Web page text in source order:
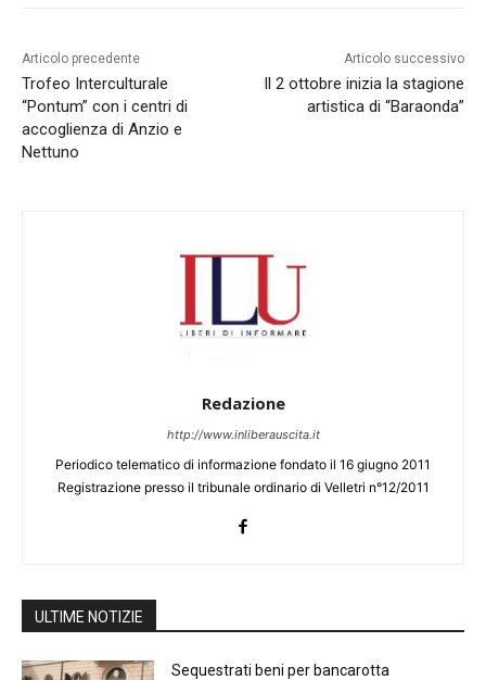
Articolo precedente
Trofeo Interculturale
“Pontum” con i centri di
accoglienza di Anzio e
Nettuno
Articolo successivo
Il 2 ottobre inizia la stagione
artistica di “Baraonda”
Redazione
http://www.inliberauscita.it
Periodico telematico di informazione fondato il 16 giugno 2011
Registrazione presso il tribunale ordinario di Velletri n°12/2011
ULTIME NOTIZIE
Sequestrati beni per bancarotta